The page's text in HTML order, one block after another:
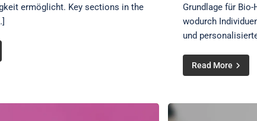
ermöglicht. Key sections in the
Grundlage für
wodurch
und
Read More